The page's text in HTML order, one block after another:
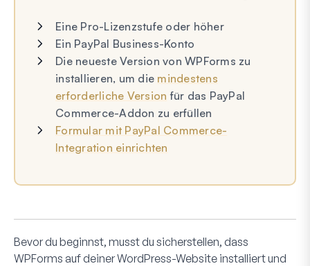
Eine Pro-Lizenzstufe oder höher
Ein PayPal Business-Konto
Die neueste Version von WPForms zu
installieren, um die mindestens
erforderliche Version für das PayPal
Commerce-Addon zu erfüllen
Formular mit PayPal Commerce-
Integration einrichten
Bevor du beginnst, musst du sicherstellen, dass
WPForms auf deiner WordPress-Website installiert und